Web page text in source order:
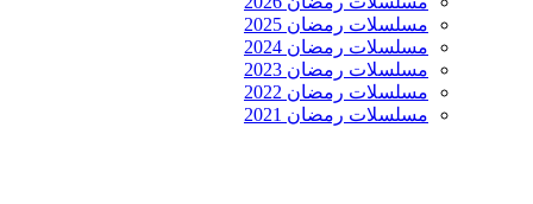
مسلسلات رمضان 2025
مسلسلات رمضان 2024
مسلسلات رمضان 2023
مسلسلات رمضان 2022
مسلسلات رمضان 2021